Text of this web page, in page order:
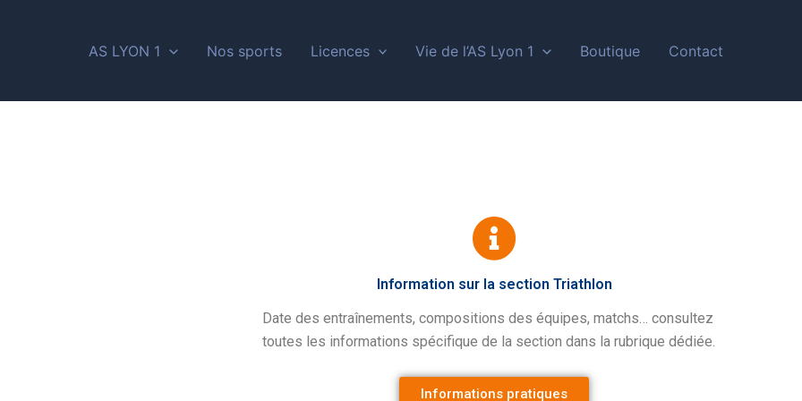
AS LYON 1 Nos sports Licences Vie de l’AS Lyon 1 Boutique Contact
Information sur la section Triathlon
Date des entraînements, compositions des équipes, matchs… consultez
toutes les informations spécifique de la section dans la rubrique dédiée.
Informations pratiques